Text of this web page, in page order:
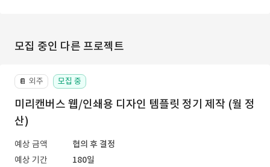
모집 중인 다른 프로젝트
📔 외주 모집 중
미리캔버스 웹/인쇄용 디자인 템플릿 정기 제작 (월 정
산)
예상 금액
협의 후 결정
예상 기간
180일